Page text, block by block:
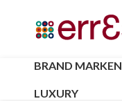
BRAND MARKEN
LUXURY